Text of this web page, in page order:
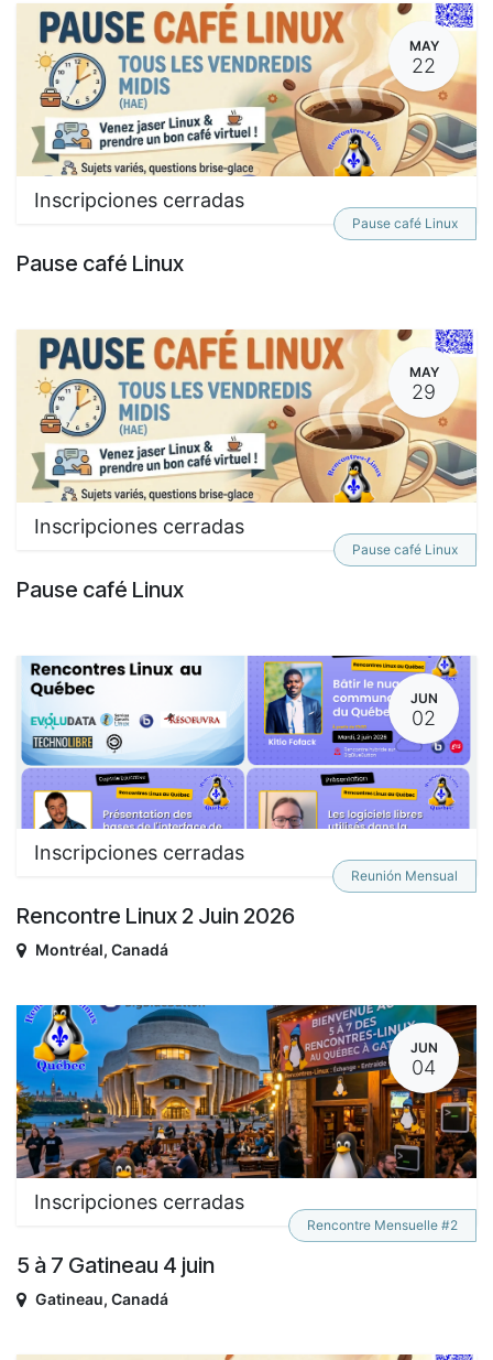
MAY
22
Inscripciones cerradas
Pause café Linux
Pause café Linux
MAY
29
Inscripciones cerradas
Pause café Linux
Pause café Linux
JUN
02
Inscripciones cerradas
Rencontre Linux 2 Juin 2026
Reunión Mensual
Montréal, Canadá
JUN
04
Inscripciones cerradas
5 à 7 Gatineau 4 juin
Rencontre Mensuelle #2
Gatineau, Canadá